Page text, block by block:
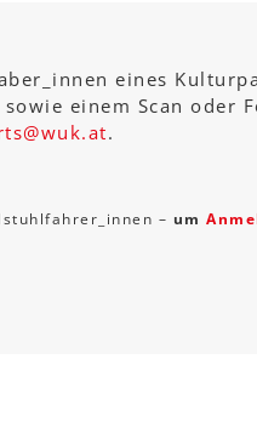
eines
einem Scan oder
@wuk.at.
– um